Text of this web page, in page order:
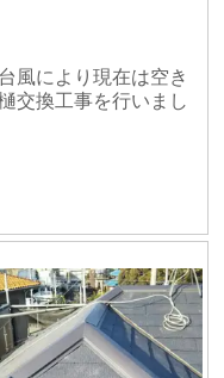
風により現在は空き
交換工事を行いまし